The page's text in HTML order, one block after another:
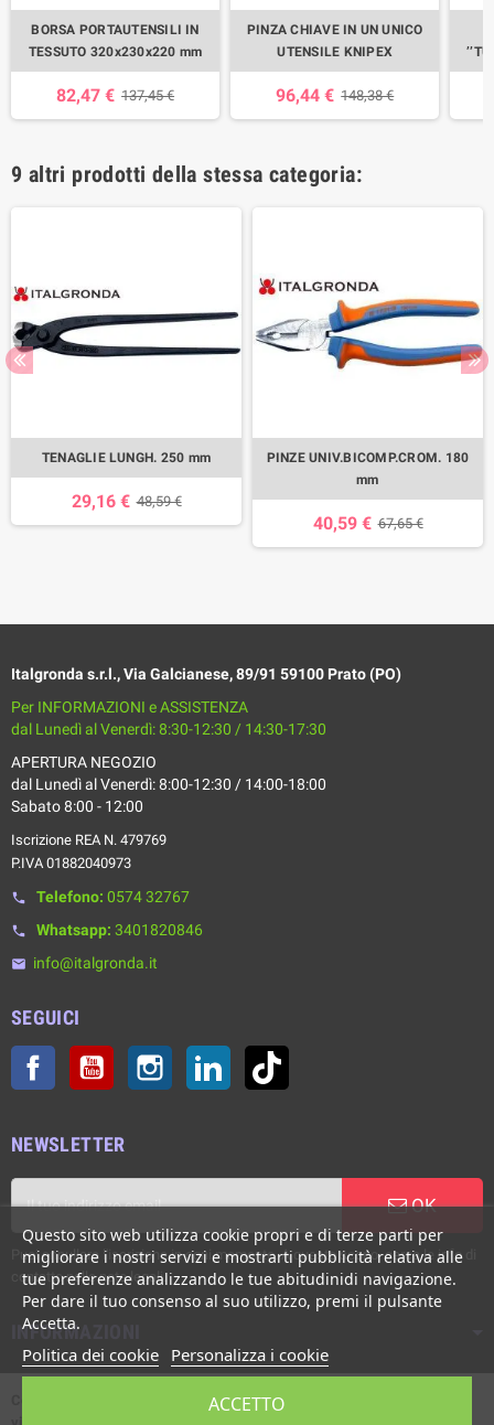
BORSA PORTAUTENSILI IN
TESSUTO 320x230x220 mm
82,47 € 137,45 €
PINZA CHIAVE IN UN UNICO
UTENSILE KNIPEX
96,44 € 148,38 €
9 altri prodotti della stessa categoria:
TENAGLIE LUNGH. 250 mm
29,16 € 48,59 €
PINZE UNIV.BICOMP.CROM. 180
mm
40,59 € 67,65 €
Italgronda s.r.l., Via Galcianese, 89/91 59100 Prato (PO)
Per INFORMAZIONI e ASSISTENZA
dal Lunedì al Venerdì: 8:30-12:30 / 14:30-17:30
APERTURA NEGOZIO
dal Lunedì al Venerdì: 8:00-12:30 / 14:00-18:00
Sabato 8:00 - 12:00
Iscrizione REA N. 479769
P.IVA 01882040973
phone Telefono: 0574 32767
phone Whatsapp: 3401820846
email info@italgronda.it
SEGUICI
Facebook YouTube Instagram LinkedIn
NEWSLETTER
OK
Puoi annullare l'iscrizione in ogni momento. A questo scopo, cerca le info di
contatto nelle note legali.
INFORMAZIONI
Questo sito web utilizza cookie propri e di terze parti per
migliorare i nostri servizi e mostrarti pubblicità relativa alle
tue preferenze analizzando le tue abitudinidi navigazione.
Per dare il tuo consenso al suo utilizzo, premi il pulsante
Accetta.
Politica dei cookie Personalizza i cookie
ACCETTO
Copyright © Italgronda s.r.l. 2002/2026. Tutti i diritti sono riservati. E'